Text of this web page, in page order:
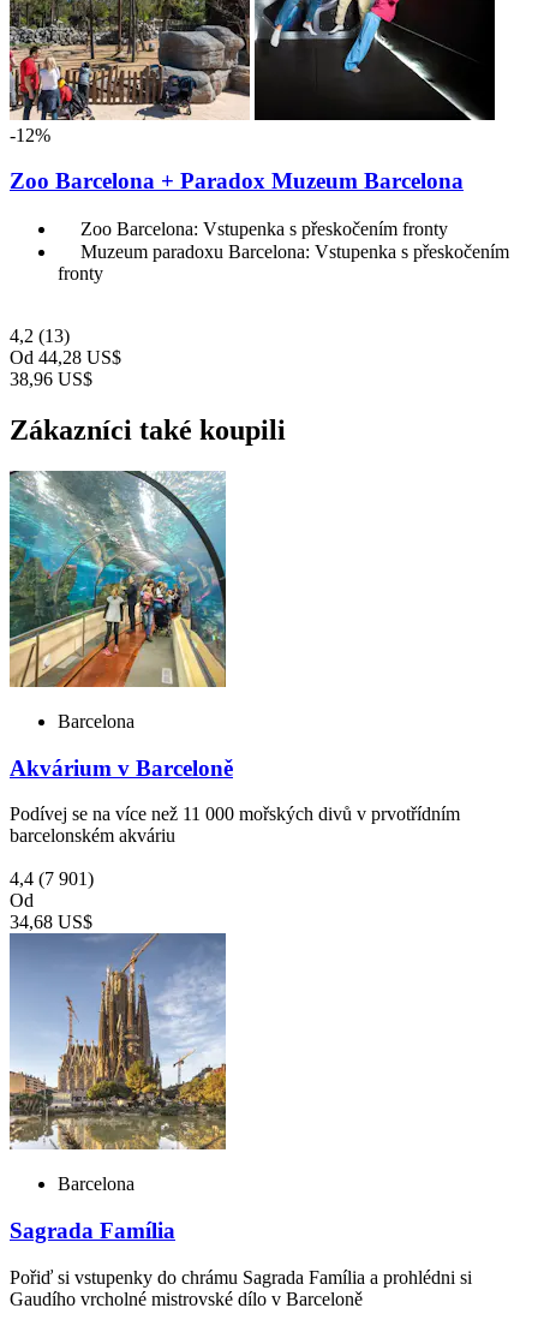
-12%
Zoo Barcelona + Paradox Muzeum Barcelona
Zoo Barcelona: Vstupenka s přeskočením fronty
Muzeum paradoxu Barcelona: Vstupenka s přeskočením
fronty
4,2 (13)
Od 44,28 US$
38,96 US$
Zákazníci také koupili
Barcelona
Akvárium v Barceloně
Podívej se na více než 11 000 mořských divů v prvotřídním
barcelonském akváriu
4,4 (7 901)
Od
34,68 US$
Barcelona
Sagrada Família
Pořiď si vstupenky do chrámu Sagrada Família a prohlédni si
Gaudího vrcholné mistrovské dílo v Barceloně